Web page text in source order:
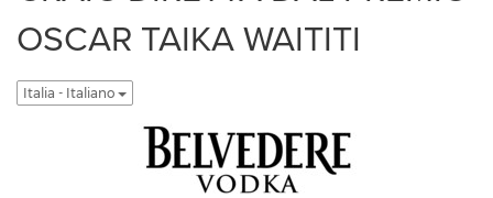
OSCAR TAIKA WAITITI
Italia - Italiano